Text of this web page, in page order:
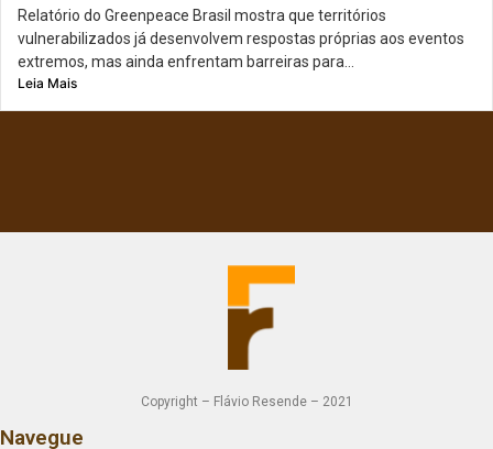
Relatório do Greenpeace Brasil mostra que territórios
vulnerabilizados já desenvolvem respostas próprias aos eventos
extremos, mas ainda enfrentam barreiras para...
Leia Mais
Copyright – Flávio Resende – 2021
Navegue